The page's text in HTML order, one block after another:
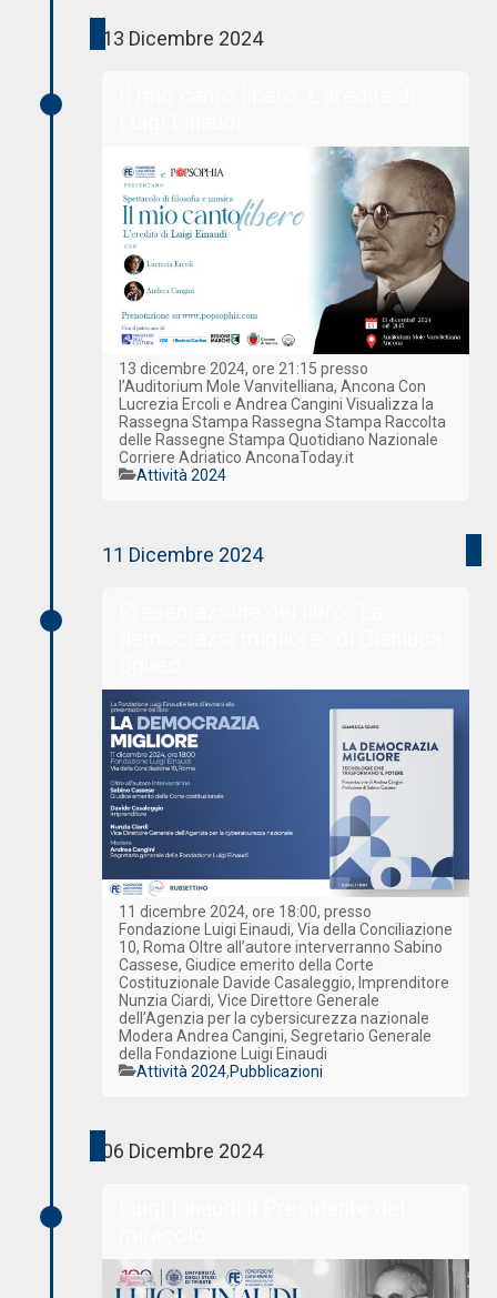
13 Dicembre 2024
13 dicembre 2024, ore 21:15 presso
l’Auditorium Mole Vanvitelliana, Ancona Con
Lucrezia Ercoli e Andrea Cangini Visualizza la
Rassegna Stampa Rassegna Stampa Raccolta
delle Rassegne Stampa Quotidiano Nazionale
Corriere Adriatico AnconaToday.it
Categorie
Attività 2024
11 Dicembre 2024
11 dicembre 2024, ore 18:00, presso
Fondazione Luigi Einaudi, Via della Conciliazione
10, Roma Oltre all’autore interverranno Sabino
Cassese, Giudice emerito della Corte
Costituzionale Davide Casaleggio, Imprenditore
Nunzia Ciardi, Vice Direttore Generale
dell’Agenzia per la cybersicurezza nazionale
Modera Andrea Cangini, Segretario Generale
della Fondazione Luigi Einaudi
Categorie
Attività 2024,Pubblicazioni
06 Dicembre 2024